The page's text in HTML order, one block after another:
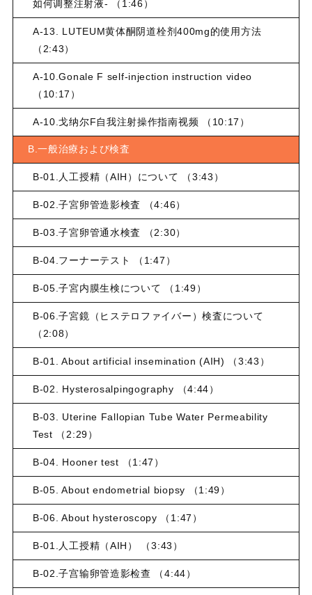
如何调整注射液- （1:46）
A-13. LUTEUM黄体酮阴道栓剂400mg的使用方法
（2:43）
A-10.Gonale F self-injection instruction video
（10:17）
A-10.戈纳尔F自我注射操作指南视频 （10:17）
B.一般治療および検査
B-01.人工授精（AIH）について （3:43）
B-02.子宮卵管造影検査 （4:46）
B-03.子宮卵管通水検査 （2:30）
B-04.フーナーテスト （1:47）
B-05.子宮内膜生検について （1:49）
B-06.子宮鏡（ヒステロファイバー）検査について
（2:08）
B-01. About artificial insemination (AIH) （3:43）
B-02. Hysterosalpingography （4:44）
B-03. Uterine Fallopian Tube Water Permeability
Test （2:29）
B-04. Hooner test （1:47）
B-05. About endometrial biopsy （1:49）
B-06. About hysteroscopy （1:47）
B-01.人工授精（AIH） （3:43）
B-02.子宫输卵管造影检查 （4:44）